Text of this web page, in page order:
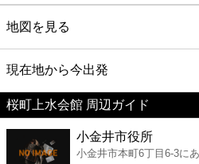
グルメ
映画
美容
コンビニ
地図を見る
現在地から今出発
桜町上水会館 周辺ガイド
小金井市役所
小金井市本町6丁目6-3に